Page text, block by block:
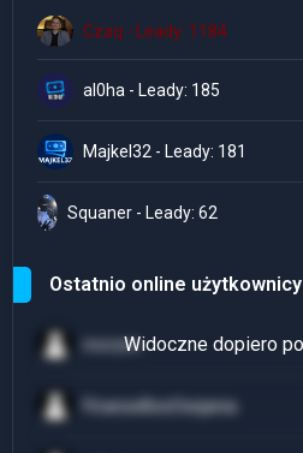
Czaq - Leady: 1184
al0ha - Leady: 185
Majkel32 - Leady: 181
Squaner - Leady: 62
Ostatnio online użytkownicy
mvrzvn
FinanseBezOwijania